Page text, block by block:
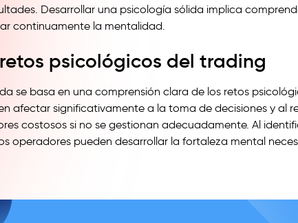
Desarrollar una psicología sólida implica
continuamente la mentalidad.
psicológicos del trading
se basa en una comprensión clara de los retos
afectar significativamente a la toma de decisiones y al
costosos si no se gestionan adecuadamente. Al
operadores pueden desarrollar la fortaleza mental